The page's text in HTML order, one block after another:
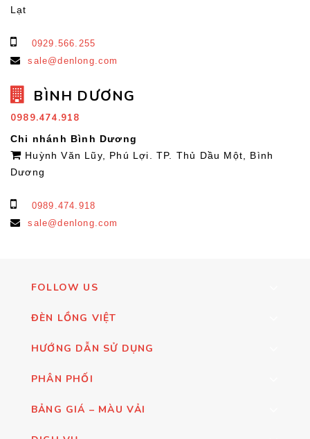
Lạt
0929.566.255
sale@denlong.com
BÌNH DƯƠNG
0989.474.918
Chi nhánh Bình Dương
Huỳnh Văn Lũy, Phú Lợi. TP. Thủ Dầu Một, Bình
Dương
0989.474.918
sale@denlong.com
FOLLOW US
ĐÈN LỒNG VIỆT
HƯỚNG DẪN SỬ DỤNG
PHÂN PHỐI
BẢNG GIÁ – MÀU VẢI